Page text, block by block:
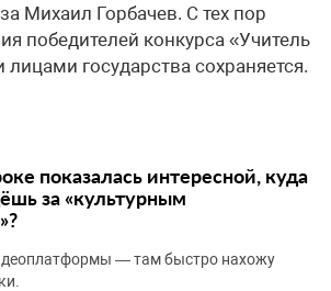
Михаил Горбачев. С тех пор
победителей конкурса «Учитель
государства сохраняется.
показалась интересной, куда
за «культурным
— там быстро нахожу